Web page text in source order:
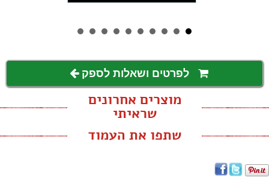
לפרטים ושאלות לספק
מוצרים אחרונים
שראיתי
שתפו את העמוד